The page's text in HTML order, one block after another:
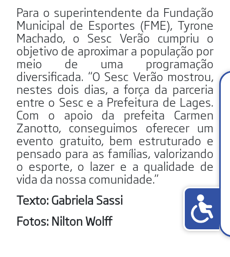
Para o superintendente da Fundação
Municipal de Esportes (FME), Tyrone
Machado, o Sesc Verão cumpriu o
objetivo de aproximar a população por
meio de uma programação
diversificada. “O Sesc Verão mostrou,
nestes dois dias, a força da parceria
entre o Sesc e a Prefeitura de Lages.
Com o apoio da prefeita Carmen
Zanotto, conseguimos oferecer um
evento gratuito, bem estruturado e
pensado para as famílias, valorizando
o esporte, o lazer e a qualidade de
vida da nossa comunidade.”
Texto: Gabriela Sassi
Fotos: Nilton Wolff